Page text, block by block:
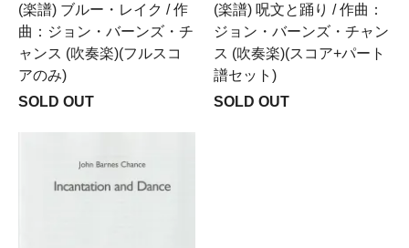
(楽譜) ブルー・レイク / 作
曲：ジョン・バーンズ・チ
ャンス (吹奏楽)(フルスコ
アのみ)
SOLD OUT
(楽譜) 呪文と踊り / 作曲：
ジョン・バーンズ・チャン
ス (吹奏楽)(スコア+パート
譜セット)
SOLD OUT